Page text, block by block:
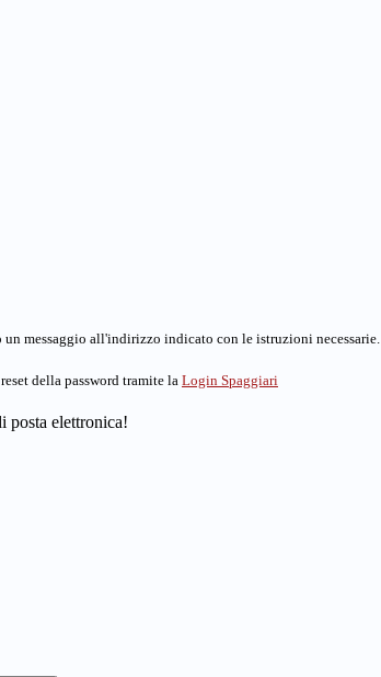
un messaggio all'indirizzo indicato con le istruzioni necessarie.
della password tramite la Login Spaggiari
posta elettronica!